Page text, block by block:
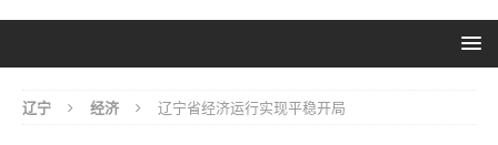
辽宁 经济 辽宁省经济运行实现平稳开局